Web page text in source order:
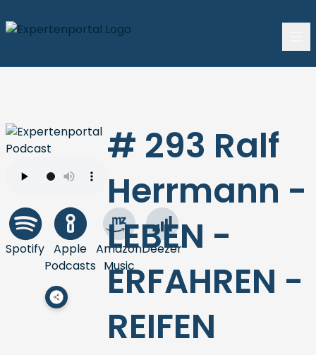
Spotify Apple
Podcasts
Amazon
Music
Deezer
# 293 Ralf
Herrmann -
LEBEN -
ERFAHREN -
REIFEN